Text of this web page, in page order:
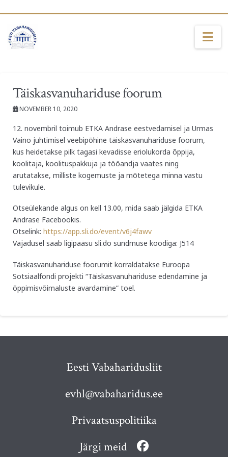
Täiskasvanuhariduse foorum
NOVEMBER 10, 2020
12. novembril toimub ETKA Andrase eestvedamisel ja Urmas
Vaino juhtimisel veebipõhine täiskasvanuhariduse foorum,
kus heidetakse pilk tagasi kevadisse eriolukorda õppija,
koolitaja, koolituspakkuja ja tööandja vaates ning
arutatakse, milliste kogemuste ja mõtetega minna vastu
tulevikule.
Otseülekande algus on kell 13.00, mida saab jälgida ETKA
Andrase Facebookis.
Otselink: https://app.sli.do/event/v6j4fawv
Vajadusel saab ligipääsu sli.do sündmuse koodiga: J514
Täiskasvanuhariduse foorumit korraldatakse Euroopa
Sotsiaalfondi projekti “Täiskasvanuhariduse edendamine ja
õppimisvõimaluste avardamine” toel.
Eesti Vabaharidusliit
evhl@vabaharidus.ee
Privaatsuspolitiika
Järgi meid